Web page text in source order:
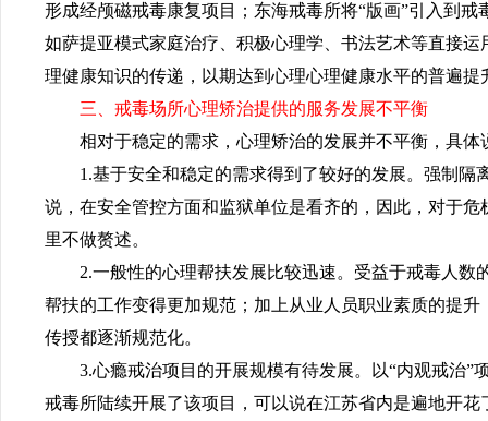
形成经颅磁戒毒康复项目；东海戒毒所将“版画”引入到
如萨提亚模式家庭治疗、积极心理学、书法艺术等直接
理健康知识的传递，以期达到心理心理健康水平的普遍
三、戒毒场所心理矫治提供的服务发展不平衡
相对于稳定的需求，心理矫治的发展并不平衡，具体
1.基于安全和稳定的需求得到了较好的发展。强制隔
说，在安全管控方面和监狱单位是看齐的，因此，对于
里不做赘述。
2.一般性的心理帮扶发展比较迅速。受益于戒毒人
帮扶的工作变得更加规范；加上从业人员职业素质的提
传授都逐渐规范化。
3.心瘾戒治项目的开展规模有待发展。以“内观戒治
戒毒所陆续开展了该项目，可以说在江苏省内是遍地开